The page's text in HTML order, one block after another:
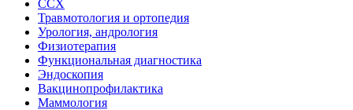
ССХ
Травмотология и ортопедия
Урология, андрология
Физиотерапия
Функциональная диагностика
Эндоскопия
Вакцинопрофилактика
Маммология